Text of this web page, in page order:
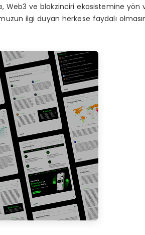
Web3 ve blokzinciri ekosistemine yön
ilgi duyan herkese faydalı